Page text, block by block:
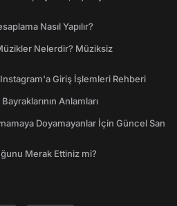
Nasıl Yapılır?
Nelerdir? Müziksiz
Instagram'a Giriş İşlemleri Rehberi
Anlamları
Doyamayanlar İçin Güncel San
Merak Ettiniz mi?